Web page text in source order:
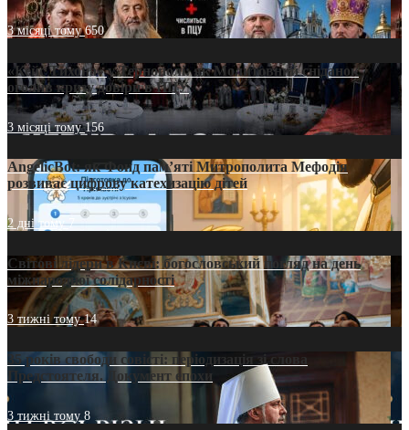
3 місяці тому650
«Кейс Тихона» у Тернополі: як Молитовний сніданок
оголив кризу довіри в ПЦУ
3 місяці тому156
AngelicBot: як Фонд пам’яті Митрополита Мефодія
розвиває цифрову катехизацію дітей
2 дні тому7
Світові лідери в Києві: богословський погляд на день
міжнародної солідарності
3 тижні тому14
35 років свободи совісті: періодизація зі слова
Предстоятеля. Документ епохи
3 тижні тому 8